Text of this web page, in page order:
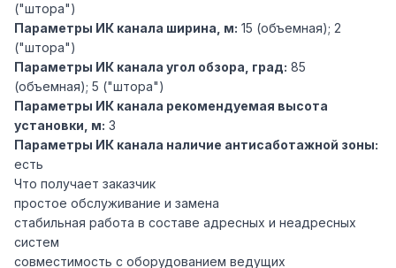
("штора")
Параметры ИК канала ширина, м: 15 (объемная); 2
("штора")
Параметры ИК канала угол обзора, град: 85
(объемная); 5 ("штора")
Параметры ИК канала рекомендуемая высота
установки, м: 3
Параметры ИК канала наличие антисаботажной зоны:
есть
Что получает заказчик
простое обслуживание и замена
стабильная работа в составе адресных и неадресных
систем
совместимость с оборудованием ведущих